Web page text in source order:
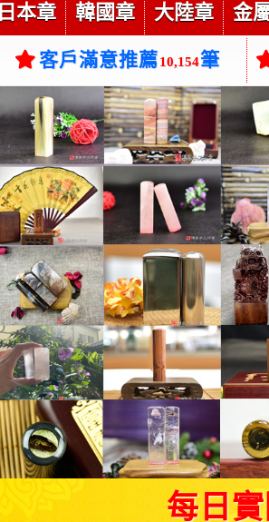
日本章 韓國章 大陸章 金
客戶滿意推薦10,154筆
每日